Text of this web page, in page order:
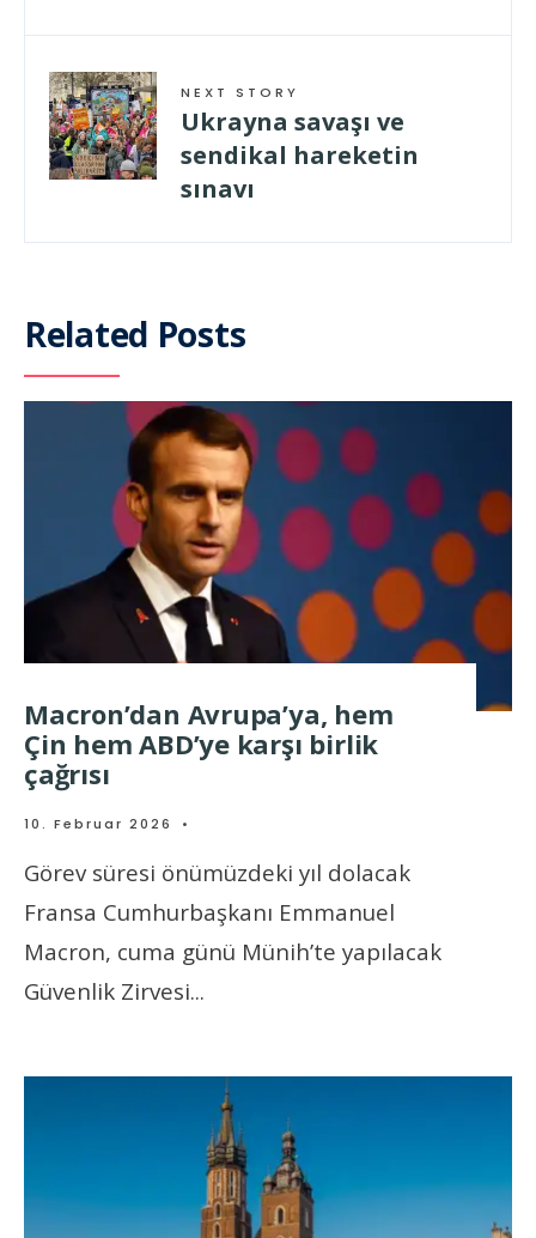
NEXT STORY
Ukrayna savaşı ve
sendikal hareketin
sınavı
Related Posts
Macron’dan Avrupa’ya, hem
Çin hem ABD’ye karşı birlik
çağrısı
10. Februar 2026 •
Görev süresi önümüzdeki yıl dolacak
Fransa Cumhurbaşkanı Emmanuel
Macron, cuma günü Münih’te yapılacak
Güvenlik Zirvesi...